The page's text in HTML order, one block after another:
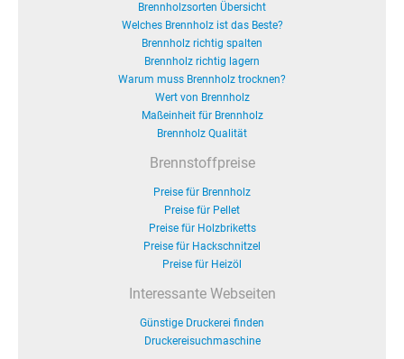
Brennholzsorten Übersicht
Welches Brennholz ist das Beste?
Brennholz richtig spalten
Brennholz richtig lagern
Warum muss Brennholz trocknen?
Wert von Brennholz
Maßeinheit für Brennholz
Brennholz Qualität
Brennstoffpreise
Preise für Brennholz
Preise für Pellet
Preise für Holzbriketts
Preise für Hackschnitzel
Preise für Heizöl
Interessante Webseiten
Günstige Druckerei finden
Druckereisuchmaschine